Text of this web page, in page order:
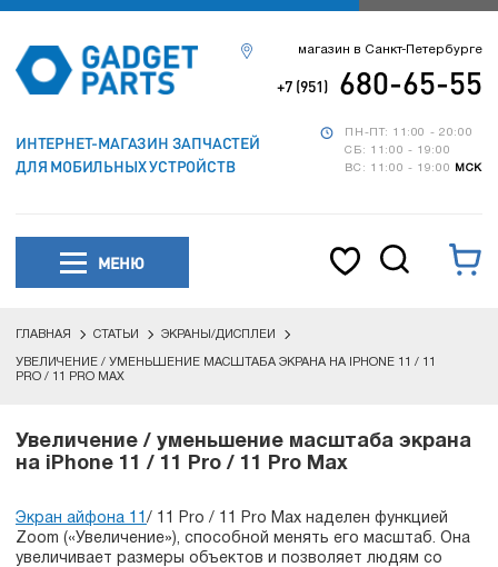
ИНТЕРНЕТ-МАГАЗИН ЗАПЧАСТЕЙ
ДЛЯ МОБИЛЬНЫХ УСТРОЙСТВ
ПН-ПТ: 11:00 - 20:00
СБ: 11:00 - 19:00
ВС: 11:00 - 19:00
МСК
магазин в Санкт-Петербурге
+7 (951) 680-65-55
МЕНЮ
ГЛАВНАЯ СТАТЬИ ЭКРАНЫ/ДИСПЛЕИ
УВЕЛИЧЕНИЕ / УМЕНЬШЕНИЕ МАСШТАБА ЭКРАНА НА IPHONE 11 / 11
PRO / 11 PRO MAX
Увеличение / уменьшение масштаба экрана
на iPhone 11 / 11 Pro / 11 Pro Max
Экран айфона 11 / 11 Pro / 11 Pro Max наделен функцией
Zoom («Увеличение»), способной менять его масштаб. Она
увеличивает размеры объектов и позволяет людям со